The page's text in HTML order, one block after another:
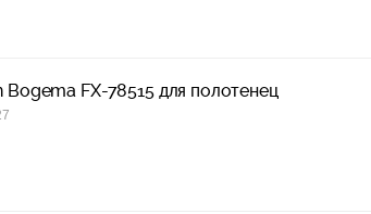
Bogema FX-78515 для полотенец